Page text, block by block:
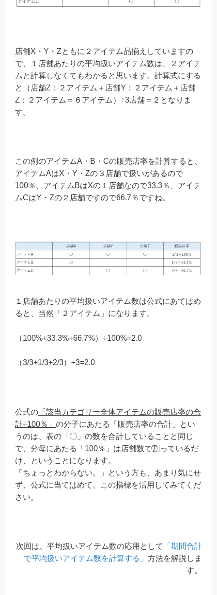
店舗X・Y・Zともに２アイテム品揃えしていますの
で、１店舗あたりの平均扱いアイテム数は、２アイテ
ムと計算しなくてもわかると思います。計算式にする
と（店舗Z：２アイテム＋店舗Y：２アイテム＋店舗
Z：２アイテム＝６アイテム）÷3店舗＝２となりま
す。
この例のアイテムA・B・Cの販売店率を計算すると、
アイテムAはX・Y・Zの３店舗で扱いがあるので
100％、アイテムBはXの１店舗なので33.3％、アイテ
ムCはY・Zの２店舗ですので66.7％ですね。
１店舗あたりの平均扱いアイテム数は公式にあてはめ
ると、当然「２アイテム」になります。
（100%+33.3%+66.7%）÷100%=2.0
（3/3+1/3+2/3）÷3=2.0
公式の 「該当カテゴリー全体アイテムの販売店率の合
計÷100％」 の分子にあたる「販売店率の合計」とい
うのは、表の「〇」の数を合計していることと同じ
で、分母にあたる「100％」は店舗数で割っているだ
け、ということになります。
「ちょっとわからない。」という方も、あまり気にせ
ず、公式に当てはめて、この指標を活用してみてくだ
さい。
次回は、平均扱いアイテム数の応用として
「期間合計
で平均扱いアイテム数を計算する」 方法を解説しま
す。